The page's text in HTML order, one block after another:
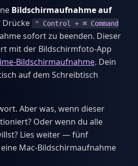
Bildschirmaufnahme auf
Drücke
⌃ Control + ⌘ Command
sofort zu beenden. Dieser
mit der Bildschirmfoto-App
Bildschirmaufnahme. Dein
auf dem Schreibtisch
Aber was, wenn dieser
Oder wenn du alle
Lies weiter — fünf
Mac-Bildschirmaufnahme